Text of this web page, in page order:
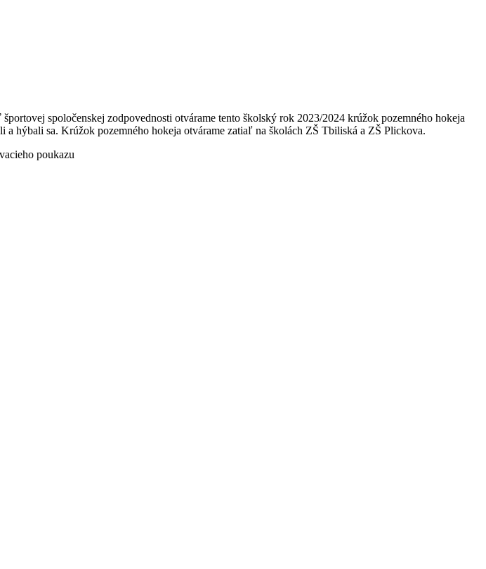
spoločenskej zodpovednosti otvárame tento školský rok 2023/2024 krúžok pozemného hokeja
a hýbali sa. Krúžok pozemného hokeja otvárame zatiaľ na školách ZŠ Tbiliská a ZŠ Plickova.
poukazu